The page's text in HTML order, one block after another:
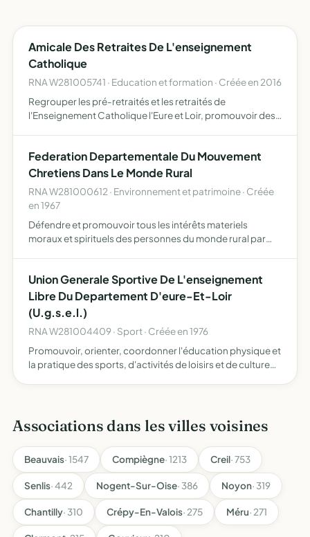
Amicale Des Retraites De L'enseignement
Catholique
RNA W281005741 · Education et formation · Créée en 2016
Regrouper les pré-retraités et les retraités de
l'Enseignement Catholique l'Eure et Loir, promouvoir des
Federation Departementale Du Mouvement
Chretiens Dans Le Monde Rural
RNA W281000612 · Environnement et patrimoine · Créée
en 1967
Défendre et promouvoir tous les intérêts materiels
moraux et spirituels des personnes du monde rural par
Union Generale Sportive De L'enseignement
Libre Du Departement D'eure-Et-Loir
(U.g.s.e.l.)
RNA W281004409 · Sport · Créée en 1976
Promouvoir, orienter, coordonner l'éducation physique et
la pratique des sports, d'activités de loisirs et de culture
Associations dans les villes voisines
Beauvais· 1547 Compiègne· 1213 Creil· 753
Senlis· 442 Nogent-Sur-Oise· 386 Noyon· 319
Chantilly· 310 Crépy-En-Valois· 275 Méru· 271